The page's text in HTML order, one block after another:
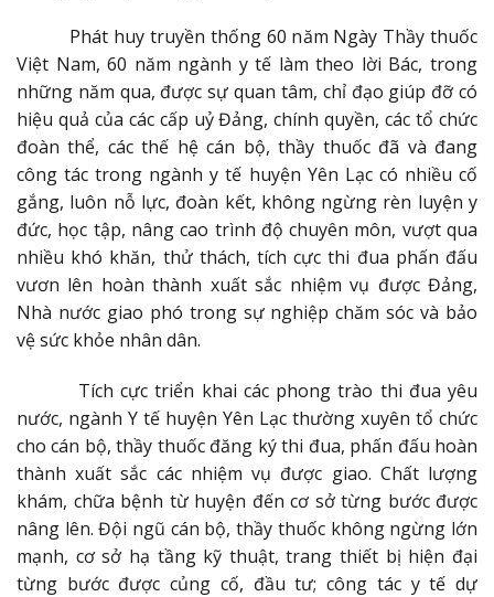
Phát huy truyền thống 60 năm Ngày Thầy thuốc
Việt Nam, 60 năm ngành y tế làm theo lời Bác, trong
những năm qua, được sự quan tâm, chỉ đạo giúp đỡ có
hiệu quả của các cấp uỷ Đảng, chính quyền, các tổ chức
đoàn thể, các thế hệ cán bộ, thầy thuốc đã và đang
công tác trong ngành y tế huyện Yên Lạc có nhiều cố
gắng, luôn nỗ lực, đoàn kết, không ngừng rèn luyện y
đức, học tập, nâng cao trình độ chuyên môn, vượt qua
nhiều khó khăn, thử thách, tích cực thi đua phấn đấu
vươn lên hoàn thành xuất sắc nhiệm vụ được Đảng,
Nhà nước giao phó trong sự nghiệp chăm sóc và bảo
vệ sức khỏe nhân dân.
Tích cực triển khai các phong trào thi đua yêu
nước, ngành Y tế huyện Yên Lạc thường xuyên tổ chức
cho cán bộ, thầy thuốc đăng ký thi đua, phấn đấu hoàn
thành xuất sắc các nhiệm vụ được giao. Chất lượng
khám, chữa bệnh từ huyện đến cơ sở từng bước được
nâng lên. Đội ngũ cán bộ, thầy thuốc không ngừng lớn
mạnh, cơ sở hạ tầng kỹ thuật, trang thiết bị hiện đại
từng bước được củng cố, đầu tư; công tác y tế dự